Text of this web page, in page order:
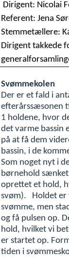
Dirigent: Nicolai
Referent: Jena
Stemmetællere:
Dirigent takkede
Svømmekolen
Der er et fald i
efterårssæsonen
1 holdene, hvor
det varme bassin
på at få dem
bassin, i de
Som noget nyt i
børnehold
oprettet et hold,
svøm). Holdet er
svømme, men
og få pulsen op.
hold, hvilket vi
er startet op.
tiden i